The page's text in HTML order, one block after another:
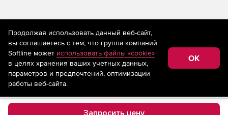
Запросить цену
На информационном ресурсе store.softline.ru применяются
рекомендательные технологии
(информационные технологии
предоставления информации на основе сбора,
систематизации и анализа сведений, относящихся к
предпочтениям пользователей сети «Интернет»,
находящихся на территории Российской Федерации)
Продолжая использовать данный веб-сайт,
вы соглашаетесь с тем, что группа компаний
Softline может использовать файлы «cookie»
в целях хранения ваших учетных данных,
параметров и предпочтений, оптимизации
работы веб-сайта.
OK